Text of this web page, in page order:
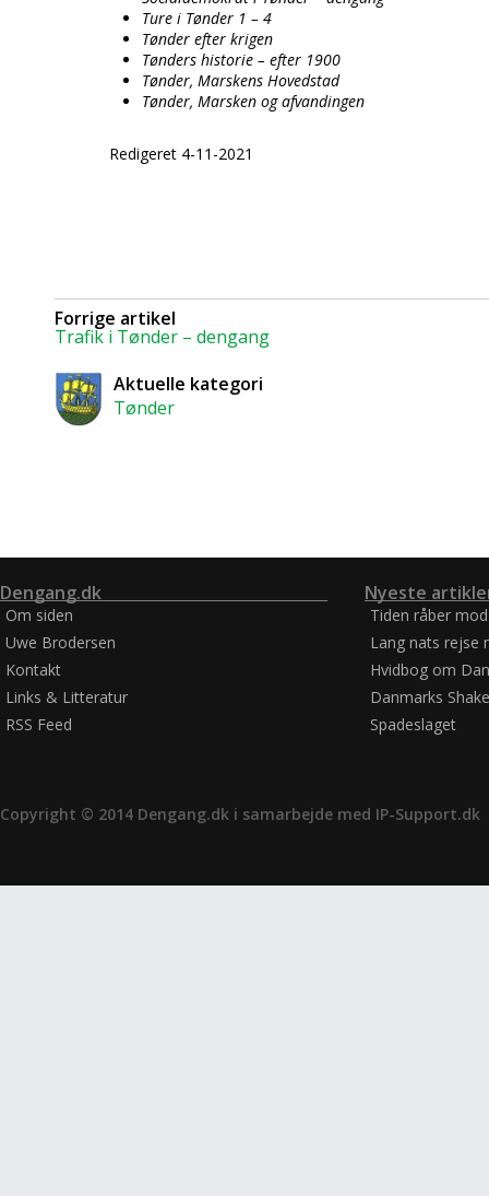
Ture i Tønder 1 – 4
Tønder efter krigen
Tønders historie – efter 1900
Tønder, Marskens Hovedstad
Tønder, Marsken og afvandingen
Redigeret 4-11-2021
Forrige artikel
Trafik i Tønder – dengang
Aktuelle kategori
Tønder
Dengang.dk
Om siden
Uwe Brodersen
Kontakt
Links & Litteratur
RSS Feed
Nyeste
Tiden råber
Lang nats rejse
Hvidbog om
Danmarks
Spadeslaget
Copyright © 2014 Dengang.dk i samarbejde med IP-Support.dk